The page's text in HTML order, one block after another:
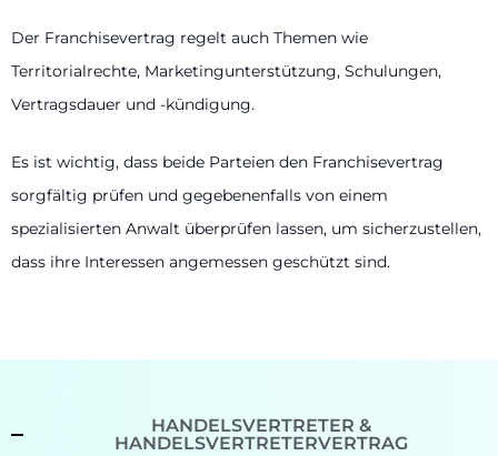
Der Franchisevertrag regelt auch Themen wie
Territorialrechte, Marketingunterstützung, Schulungen,
Vertragsdauer und -kündigung.
Es ist wichtig, dass beide Parteien den Franchisevertrag
sorgfältig prüfen und gegebenenfalls von einem
spezialisierten Anwalt überprüfen lassen, um sicherzustellen,
dass ihre Interessen angemessen geschützt sind.
HANDELSVERTRETER &
HANDELSVERTRETERVERTRAG